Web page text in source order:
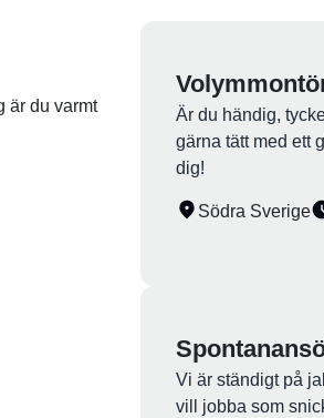
är du varmt
Är du händig,
gärna tätt med ett
dig!
Södra Sverige
Vi är ständigt på
vill jobba som